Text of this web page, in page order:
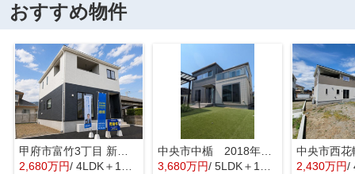
おすすめ物件
甲府市富竹3丁目 新築全3棟 3号棟 南西道路・車並列3台
2,680万円/ 4LDK＋1S(納戸)
中央市中楯 2018年築中古戸建 セキスイハイム施工 太陽光パネル
3,680万円/ 5LDK＋1S(納戸) 2,430万円/